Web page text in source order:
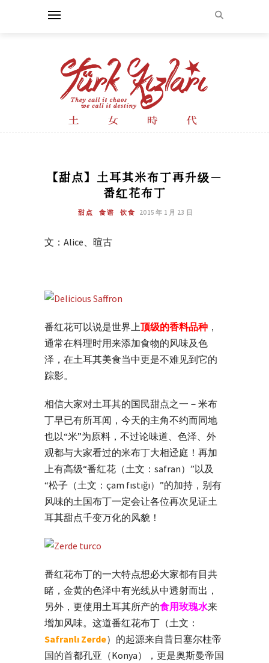
【甜点】土耳其米布丁再升级－
番红花布丁
甜点 食谱 饮食 2015 年 1 月 23 日
文：Alice、暄古
番红花可以说是世界上顶级的香料品种 ，
通常在料理时用来添加食物的风味及色
泽，在土耳其美食当中更是不难见到它的
踪影。
相信大家对土耳其的国民甜点之一－米布
丁早已有所耳闻，今天的主角不约而同地
也以“米”为原料，不过论味道、色泽、外
观都与大家看过的米布丁大相迳庭！再加
上有高级“番红花（土文：safran）”以及
“松子（土文：çam fıstığı）”的加持，别有
风味的土国布丁一定会让各位再次见证土
耳其甜点千变万化的风貌！
番红花布丁的一大特点想必大家都有目共
睹，金黄的色泽中有光线从中透射而出，
另外，更使用土耳其所产的食用玫瑰水来
增加风味。这道番红花布丁（土文：
Safranlı Zerde）的起源来自昔日塞尔柱帝
国的首都孔亚（Konya），更是奥斯曼帝国